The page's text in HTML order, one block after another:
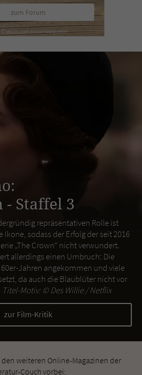
zum Forum
- Staffel 3
repräsentativen Rolle ist
sodass der Erfolg der seit 2016
„The Crown“ nicht verwundert.
allerdings einen Umbruch: Die
Jahren angekommen und viele
da auch die Blaublüter nicht vor
Titel-Motiv: ©Des Willie / Netflix
zur Film-Kritik
weiteren Online-Magazinen der
Couch vorbei: